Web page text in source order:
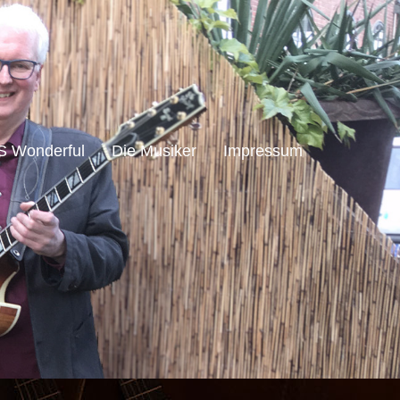
Wonderful Die Musiker Impressum